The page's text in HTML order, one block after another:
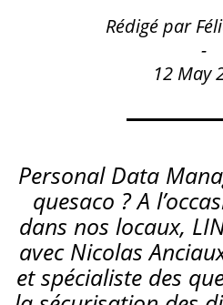
Rédigé par
-
12 May
Personal Data
quesaco ? A
dans nos locaux,
avec Nicolas
et spécialiste des